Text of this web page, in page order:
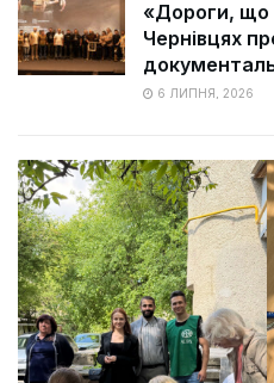
«Дороги, що
Чернівцях
6 ЛИПНЯ, 2026